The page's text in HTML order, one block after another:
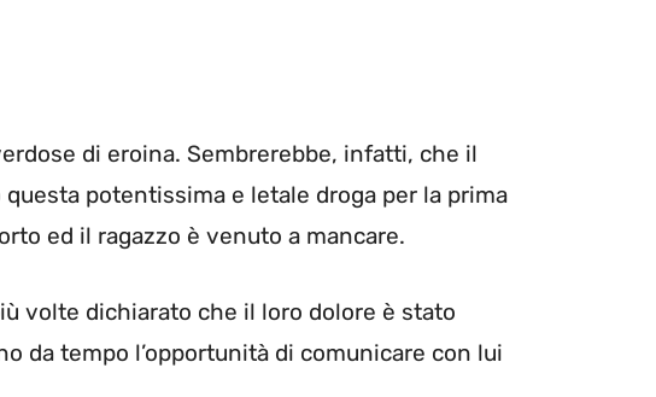
di eroina. Sembrerebbe, infatti, che il
potentissima e letale droga per la prima
ed il ragazzo è venuto a mancare.
volte dichiarato che il loro dolore è stato
da tempo l’opportunità di comunicare con lui